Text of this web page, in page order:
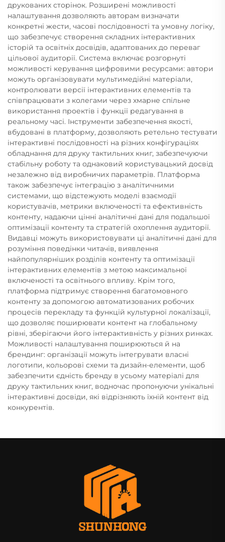
друкованих сторінок. Розширені можливості
налаштування дозволяють авторам визначати
конкретні жести, часові послідовності та умовну логіку,
що забезпечує створення складних інтерактивних
історій та освітніх досвідів, адаптованих до переваг
цільової аудиторії. Система включає розгорнуті
можливості керування цифровими ресурсами: автори
можуть організовувати мультимедійні матеріали,
контролювати версії інтерактивних елементів та
співпрацювати з колегами через хмарне спільне
використання проектів і функції редагування в
реальному часі. Інструменти забезпечення якості,
вбудовані в платформу, дозволяють ретельно тестувати
інтерактивні послідовності на різних конфігураціях
обладнання для друку тактильних книг, забезпечуючи
стабільну роботу та однаковий користувацький досвід
незалежно від виробничих параметрів. Платформа
також забезпечує інтеграцію з аналітичними
системами, що відстежують моделі взаємодії
користувачів, метрики включеності та ефективність
контенту, надаючи цінні аналітичні дані для подальшої
оптимізації контенту та стратегій охоплення аудиторії.
Видавці можуть використовувати ці аналітичні дані для
розуміння поведінки читачів, виявлення
найпопулярніших розділів контенту та оптимізації
інтерактивних елементів з метою максимальної
включеності та освітнього впливу. Крім того,
платформа підтримує створення багатомовного
контенту за допомогою автоматизованих робочих
процесів перекладу та функцій культурної локалізації,
що дозволяє поширювати контент на глобальному
рівні, зберігаючи його інтерактивність у різних ринках.
Можливості налаштування поширюються й на
брендинг: організації можуть інтегрувати власні
логотипи, кольорові схеми та дизайн-елементи, щоб
забезпечити єдність бренду в усьому матеріалі для
друку тактильних книг, водночас пропонуючи унікальні
інтерактивні досвіди, які відрізняють їхній контент від
конкурентів.